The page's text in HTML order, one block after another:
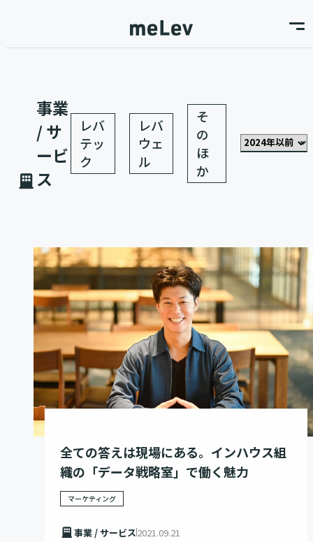
事業
/ サ
ービ
ス
レバ
テッ
ク
レバ
ウェ
ル
そ
の
ほ
か
全ての答えは現場にある。インハウス組
織の「データ戦略室」で働く魅力
マーケティング
事業 / サービス2021.09.21